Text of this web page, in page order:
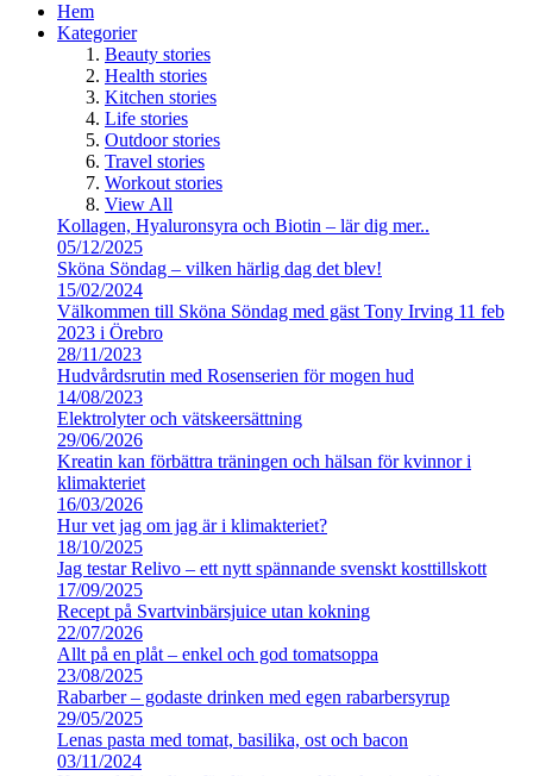
Hem
Kategorier
Beauty stories
Health stories
Kitchen stories
Life stories
Outdoor stories
Travel stories
Workout stories
View All
Kollagen, Hyaluronsyra och Biotin – lär dig mer..
05/12/2025
Sköna Söndag – vilken härlig dag det blev!
15/02/2024
Välkommen till Sköna Söndag med gäst Tony Irving 11 feb
2023 i Örebro
28/11/2023
Hudvårdsrutin med Rosenserien för mogen hud
14/08/2023
Elektrolyter och vätskeersättning
29/06/2026
Kreatin kan förbättra träningen och hälsan för kvinnor i
klimakteriet
16/03/2026
Hur vet jag om jag är i klimakteriet?
18/10/2025
Jag testar Relivo – ett nytt spännande svenskt kosttillskott
17/09/2025
Recept på Svartvinbärsjuice utan kokning
22/07/2026
Allt på en plåt – enkel och god tomatsoppa
23/08/2025
Rabarber – godaste drinken med egen rabarbersyrup
29/05/2025
Lenas pasta med tomat, basilika, ost och bacon
03/11/2024